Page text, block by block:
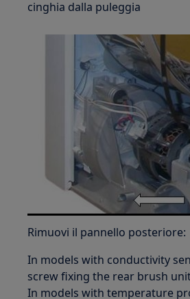
cinghia dalla puleggia
Rimuovi il pannello posteriore:
In models with conductivity
screw fixing the rear brush
In models with temperature